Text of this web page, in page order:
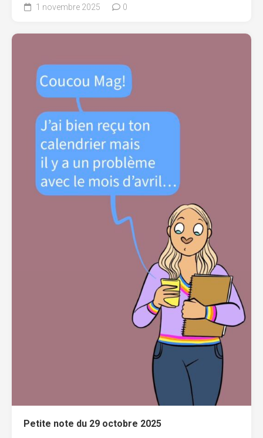
1 novembre 2025 0
Petite note du 29 octobre 2025